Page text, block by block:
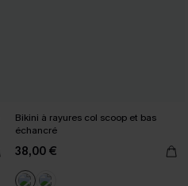
Bikini à rayures col scoop et bas
échancré
38,00 €